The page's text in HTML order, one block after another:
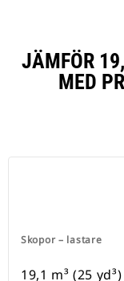
JÄMFÖR
MED
Skopor – lastare
19,1 m³ (25